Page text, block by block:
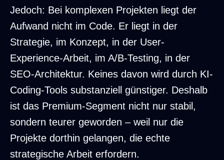
Jedoch: Bei komplexen Projekten liegt der
Aufwand nicht im Code. Er liegt in der
Strategie, im Konzept, in der User-
Experience-Arbeit, im A/B-Testing, in der
SEO-Architektur. Keines davon wird durch KI-
Coding-Tools substanziell günstiger. Deshalb
ist das Premium-Segment nicht nur stabil,
sondern teurer geworden – weil nur die
Projekte dorthin gelangen, die echte
strategische Arbeit erfordern.